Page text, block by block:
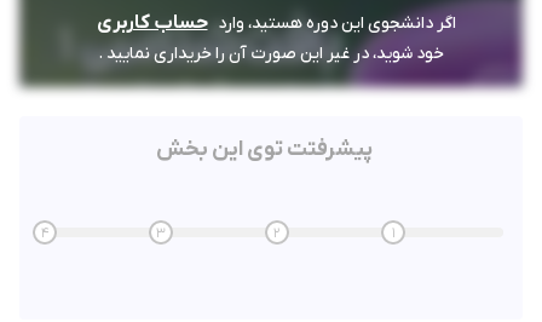
اگر دانشجوی این دوره هستید، وارد حساب کاربری
خود شوید، در غیر این صورت آن را خریداری نمایید .
پیشرفتت توی این بخش
1
2
3
4